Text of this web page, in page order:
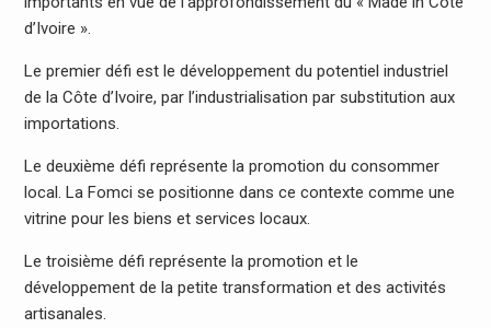
d’Ivoire ».
Le premier défi est le développement du potentiel industriel
de la Côte d’Ivoire, par l’industrialisation par substitution aux
importations.
Le deuxième défi représente la promotion du consommer
local. La Fomci se positionne dans ce contexte comme une
vitrine pour les biens et services locaux.
Le troisième défi représente la promotion et le
développement de la petite transformation et des activités
artisanales.